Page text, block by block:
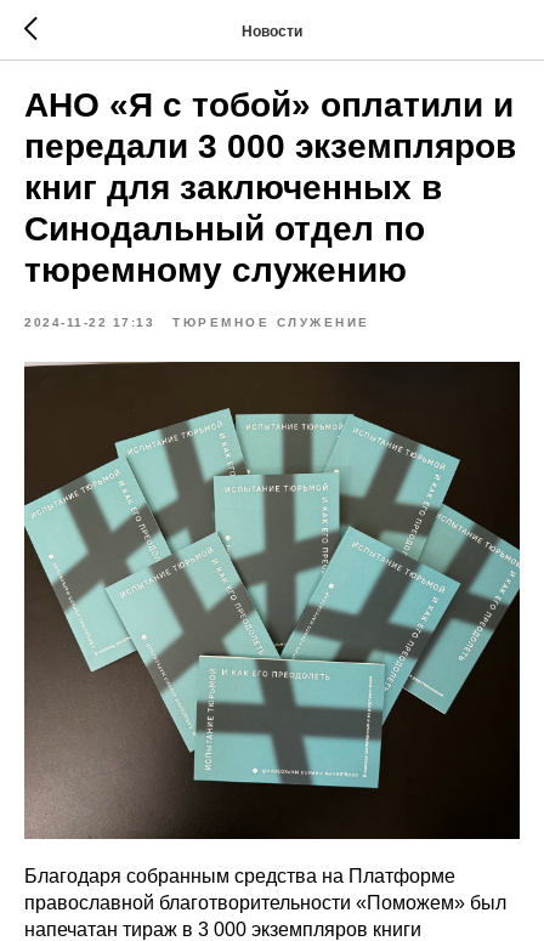
Новости
АНО «Я с тобой» оплатили и
передали 3 000 экземпляров
книг для заключенных в
Синодальный отдел по
тюремному служению
2024-11-22 17:13 ТЮРЕМНОЕ СЛУЖЕНИЕ
Благодаря собранным средства на Платформе
православной благотворительности «Поможем» был
напечатан тираж в 3 000 экземпляров книги